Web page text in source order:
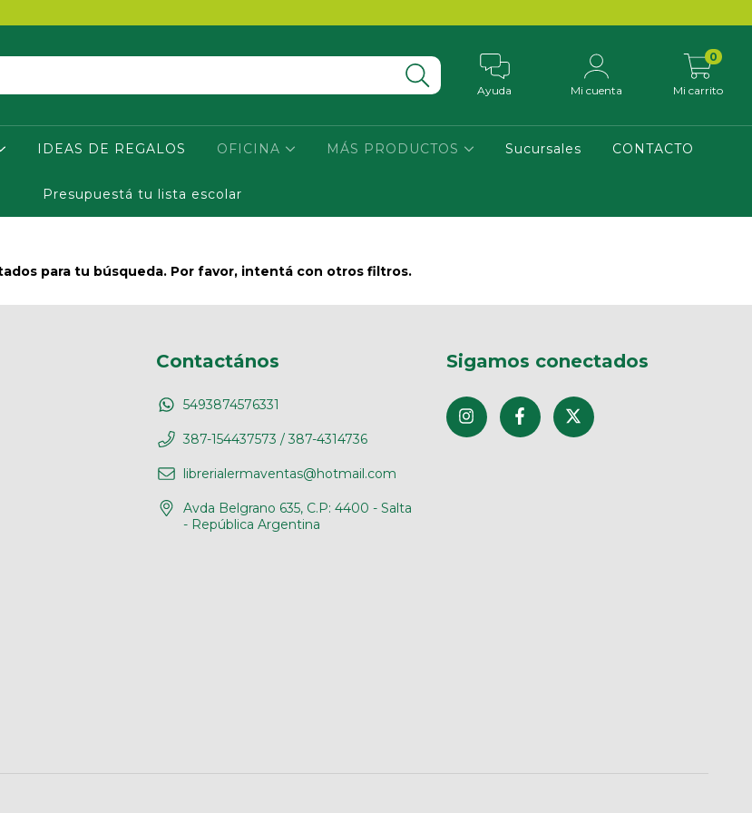
Ayuda Mi cuenta Mi carrito
0
IDEAS DE REGALOS OFICINA MÁS PRODUCTOS Sucursales CONTACTO
Presupuestá tu lista escolar
para tu búsqueda. Por favor, intentá con otros filtros.
Contactános
5493874576331
387-154437573 / 387-4314736
librerialermaventas@hotmail.com
Avda Belgrano 635, C.P: 4400 - Salta
- República Argentina
Sigamos conectados